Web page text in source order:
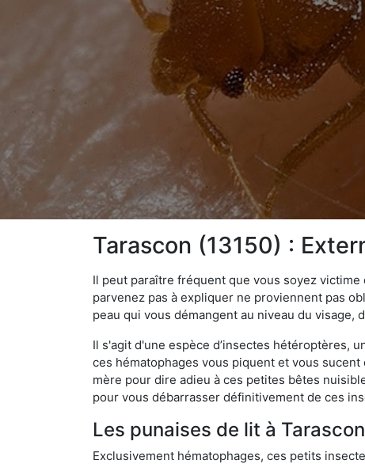
Tarascon (13150) :
Il peut paraître fréquent que vous soyez
parvenez pas à expliquer ne proviennent pas
peau qui vous démangent au niveau du visage,
Il s'agit d'une espèce d’insectes hétéroptères,
ces hématophages vous piquent et vous
mère pour dire adieu à ces petites bêtes
pour vous débarrasser définitivement de ces
Les punaises de lit à
Exclusivement hématophages, ces petits